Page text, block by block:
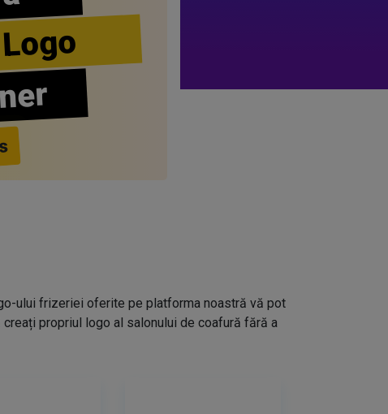
ului frizeriei oferite pe platforma noastră vă pot
propriul logo al salonului de coafură fără a